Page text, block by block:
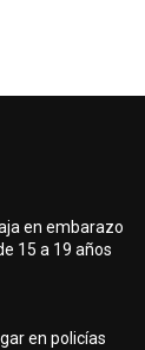
en embarazo
15 a 19 años
en policías